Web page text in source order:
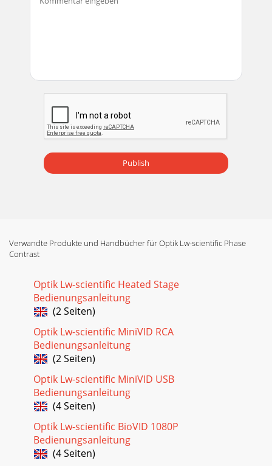
Publish
Verwandte Produkte und Handbücher für Optik Lw-scientific Phase
Contrast
Optik Lw-scientific Heated Stage
Bedienungsanleitung
(2 Seiten)
Optik Lw-scientific MiniVID RCA
Bedienungsanleitung
(2 Seiten)
Optik Lw-scientific MiniVID USB
Bedienungsanleitung
(4 Seiten)
Optik Lw-scientific BioVID 1080P
Bedienungsanleitung
(4 Seiten)